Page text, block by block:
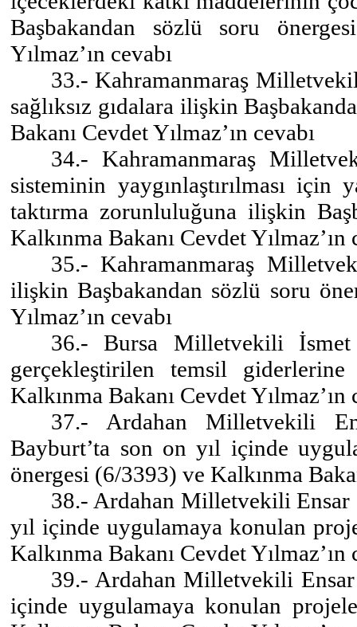
Başbakandan sözlü soru
Yılmaz’ın cevabı
33.- Kahramanmaraş
sağlıksız gıdalara ilişkin
Bakanı Cevdet Yılmaz’ın cevabı
34.- Kahramanmaraş
sisteminin yaygınlaştırılması için
taktırma zorunluluğuna ilişkin
Kalkınma Bakanı Cevdet Yılmaz’ın
35.- Kahramanmaraş
ilişkin Başbakandan sözlü soru
Yılmaz’ın cevabı
36.- Bursa Milletvekili İsmet
gerçekleştirilen temsil
Kalkınma Bakanı Cevdet Yılmaz’ın
37.- Ardahan Milletvekili
Bayburt’ta son on yıl içinde
önergesi (6/3393) ve Kalkınma
38.- Ardahan Milletvekili Ensar
yıl içinde uygulamaya konulan
Kalkınma Bakanı Cevdet Yılmaz’ın
39.- Ardahan Milletvekili Ensar
içinde uygulamaya konulan